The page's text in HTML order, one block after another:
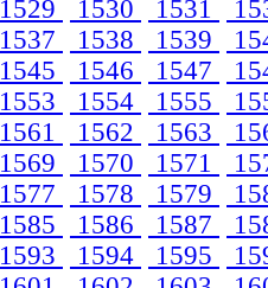
1529
1530 1531
1537
1538 1539
1545
1546 1547
1553
1554 1555
1561
1562 1563
1569
1570 1571
1577
1578 1579
1585
1586 1587
1593
1594 1595